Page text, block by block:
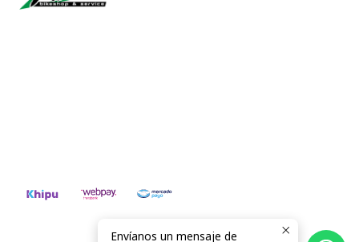
Envíanos un mensaje de